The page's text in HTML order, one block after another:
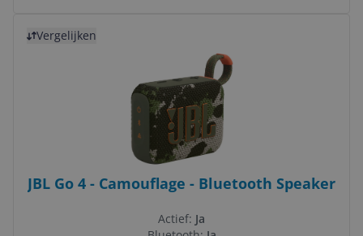
Vergelijken
JBL Go 4 - Camouflage - Bluetooth Speaker
Actief: Ja